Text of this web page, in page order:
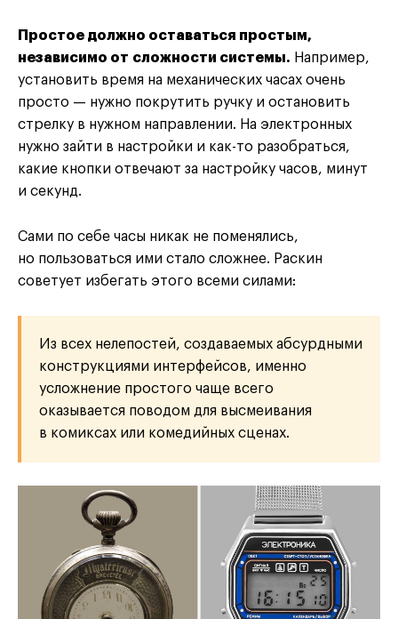
Простое должно оставаться простым,
независимо от сложности системы. Например,
установить время на механических часах очень
просто — нужно покрутить ручку и остановить
стрелку в нужном направлении. На электронных
нужно зайти в настройки и как-то разобраться,
какие кнопки отвечают за настройку часов, минут
и секунд.
Сами по себе часы никак не поменялись,
но пользоваться ими стало сложнее. Раскин
советует избегать этого всеми силами:
Из всех нелепостей, создаваемых абсурдными
конструкциями интерфейсов, именно
усложнение простого чаще всего
оказывается поводом для высмеивания
в комиксах или комедийных сценах.